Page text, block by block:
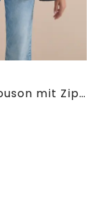
Leichter Blouson mit Zipper und Leo-Print